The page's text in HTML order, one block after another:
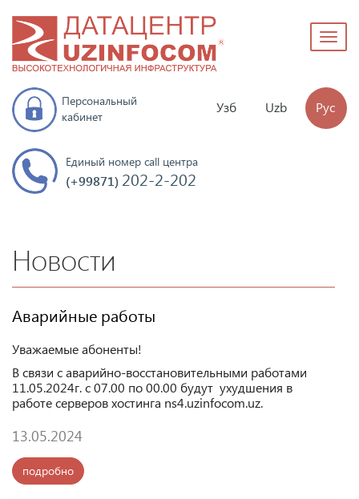
Узб Uzb Рус
Персональный
кабинет
Единый номер call центра
(+99871) 202-2-202
Новости
Аварийные работы
Уважаемые абоненты!
В связи с аварийно-восстановительными работами
11.05.2024г. с07.00 по 00.00 будут ухудшения в
работе серверов хостинга ns4.uzinfocom.uz.
13.05.2024
подробно